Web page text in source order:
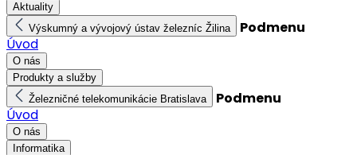
Aktuality
Výskumný a vývojový ústav železníc Žilina
Podmenu
Úvod
O nás
Produkty a služby
Železničné telekomunikácie Bratislava
Podmenu
Úvod
O nás
Informatika